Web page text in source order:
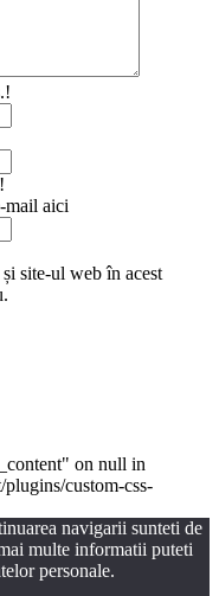
mail aici
site-ul web în acest
on null in
custom-css-
navigarii sunteti de
multe informatii puteti
personale.